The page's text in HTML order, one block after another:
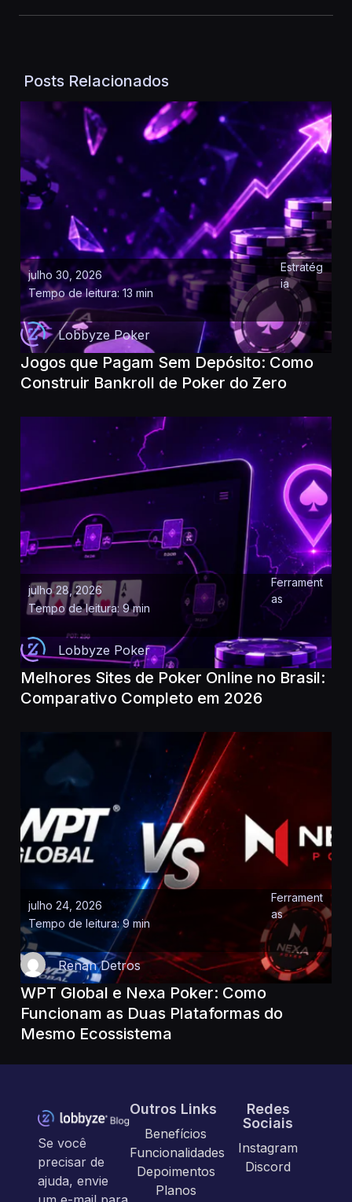
Posts Relacionados
julho 30, 2026
Tempo de leitura: 13 min
Estratég
ia
Lobbyze Poker
Jogos que Pagam Sem Depósito: Como
Construir Bankroll de Poker do Zero
julho 28, 2026
Tempo de leitura: 9 min
Ferrament
as
Lobbyze Poker
Melhores Sites de Poker Online no Brasil:
Comparativo Completo em 2026
julho 24, 2026
Tempo de leitura: 9 min
Ferrament
as
Renan Detros
WPT Global e Nexa Poker: Como
Funcionam as Duas Plataformas do
Mesmo Ecossistema
Se você
precisar de
ajuda, envie
Outros Links
Benefícios
Funcionalidades
Depoimentos
Planos
Redes
Sociais
Instagram
Discord